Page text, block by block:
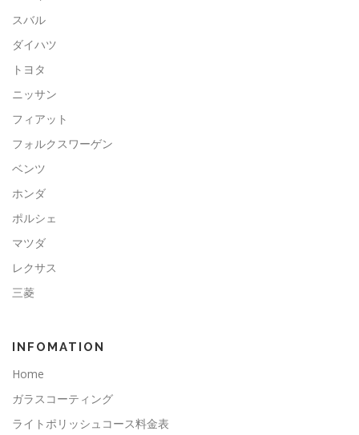
スバル
ダイハツ
トヨタ
ニッサン
フィアット
フォルクスワーゲン
ベンツ
ホンダ
ポルシェ
マツダ
レクサス
三菱
INFOMATION
Home
ガラスコーティング
ライトポリッシュコース料金表